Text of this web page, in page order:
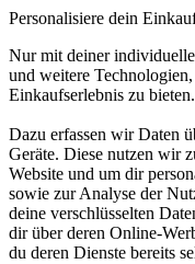
Personalisiere dein
Nur mit deiner
und weitere
Einkaufserlebnis zu bieten.
Dazu erfassen wir Daten
Geräte. Diese nutzen wir
Website und um dir
sowie zur Analyse der
deine verschlüsselten
dir über deren Online-
du deren Dienste bereits